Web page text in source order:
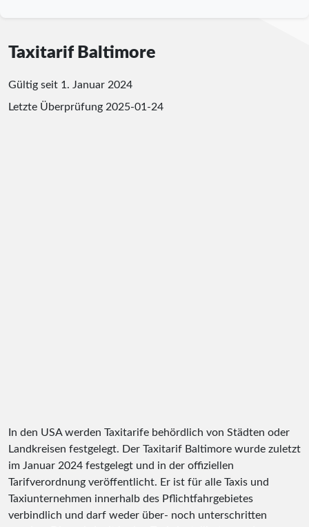
Taxitarif Baltimore
Gültig seit 1. Januar 2024
Letzte Überprüfung 2025-01-24
In den USA werden Taxitarife behördlich von Städten oder
Landkreisen festgelegt. Der Taxitarif Baltimore wurde zuletzt
im Januar 2024 festgelegt und in der offiziellen
Tarifverordnung veröffentlicht. Er ist für alle Taxis und
Taxiunternehmen innerhalb des Pflichtfahrgebietes
verbindlich und darf weder über- noch unterschritten